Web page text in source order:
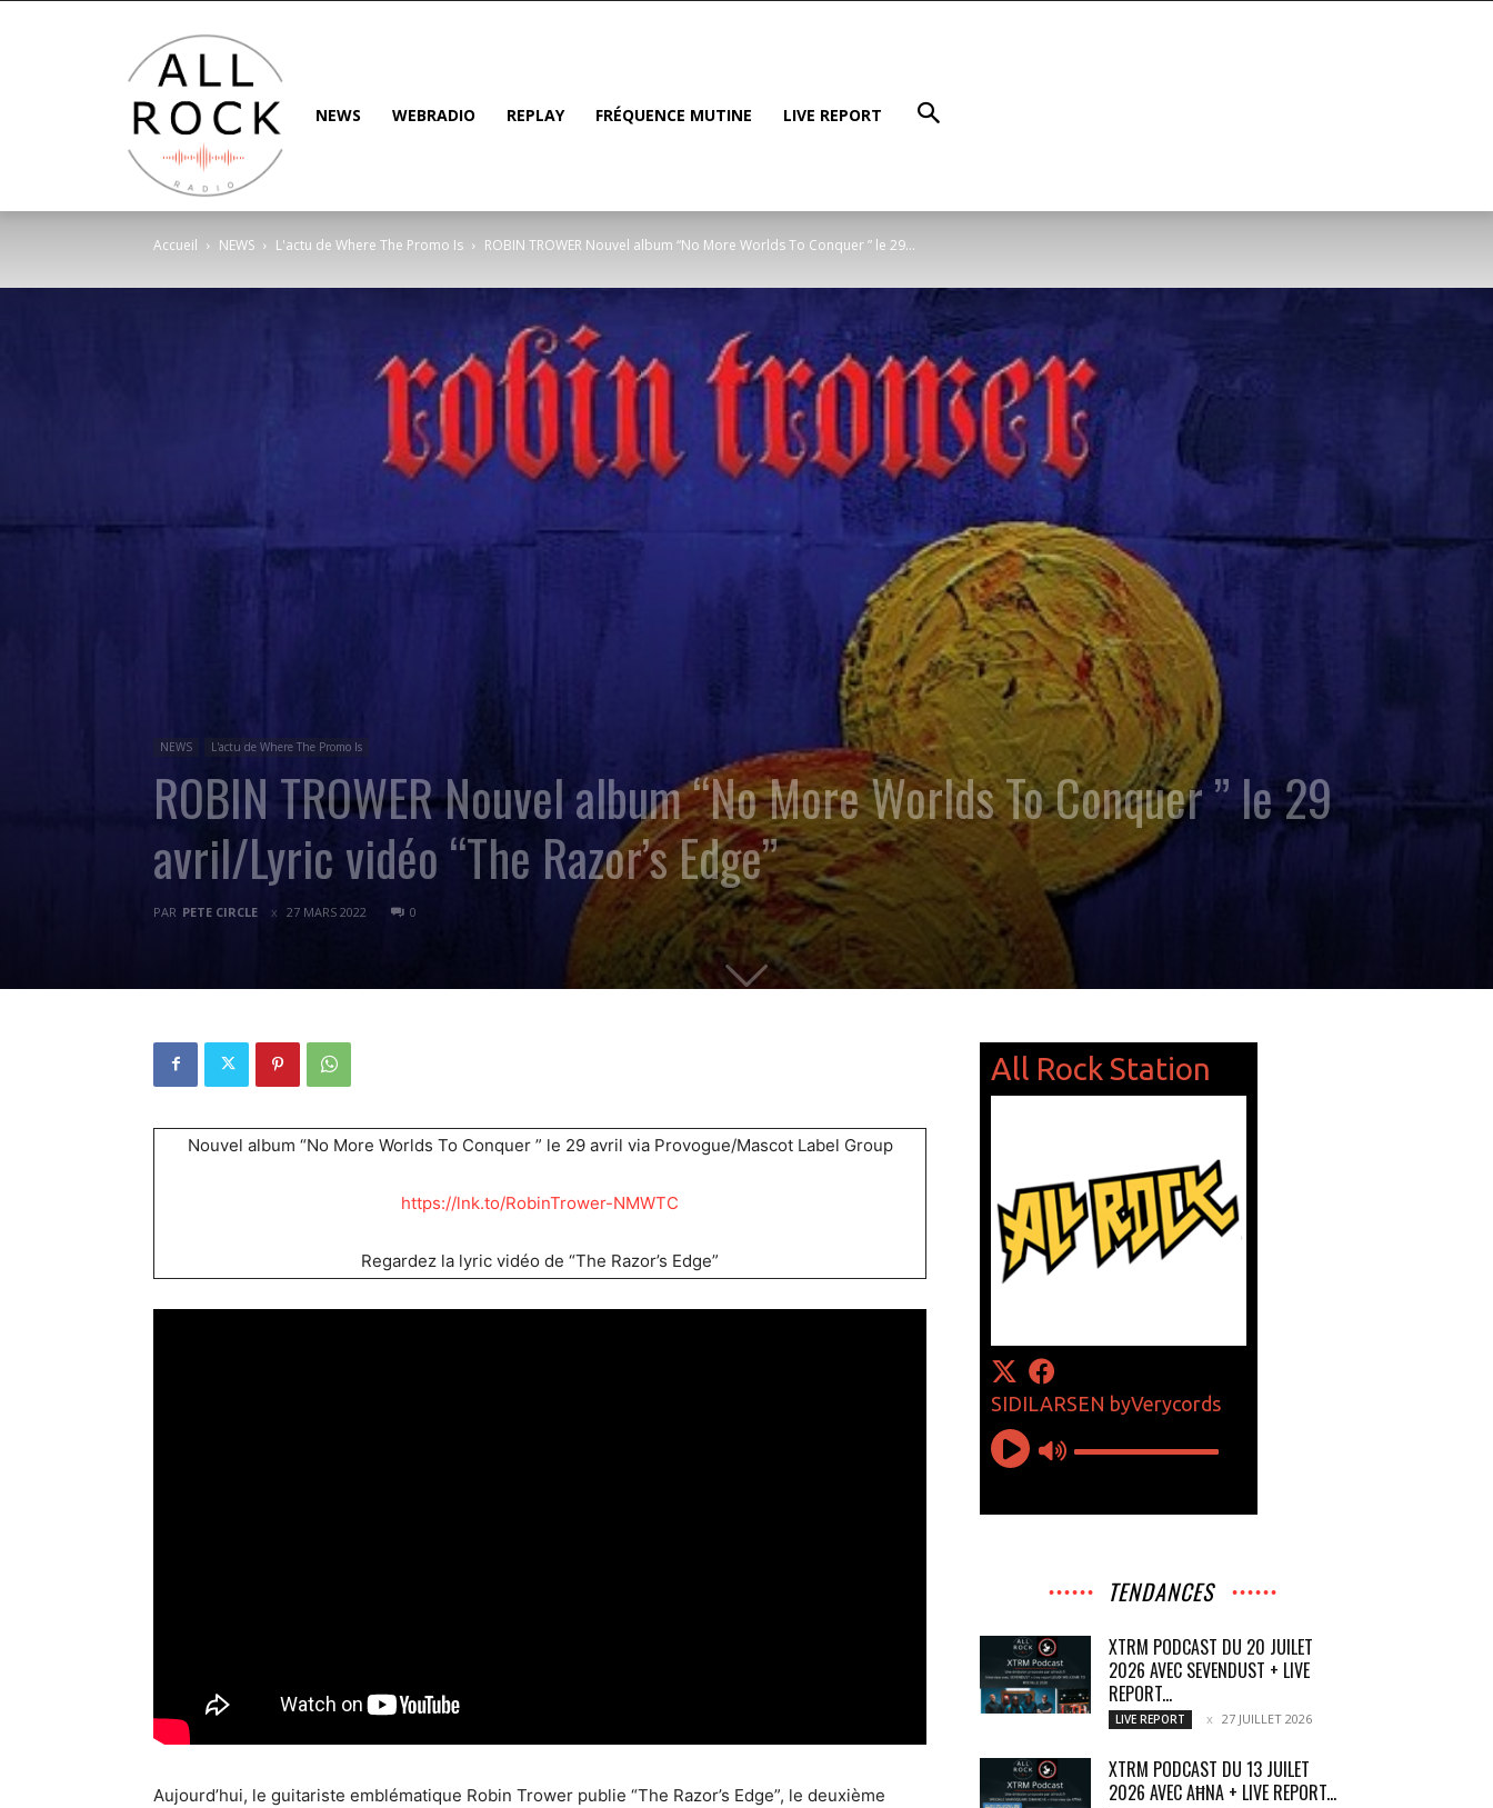
NEWS WEBRADIO REPLAY FRÉQUENCE MUTINE LIVE REPORT
Accueil NEWS L'actu de Where The Promo Is ROBIN TROWER Nouvel album “No More Worlds To Conquer ” le 29...
NEWS L'actu de Where The Promo Is
ROBIN TROWER Nouvel album “No More Worlds To Conquer ” le 29
avril/Lyric vidéo “The Razor’s Edge”
PAR PETE CIRCLE 27 MARS 2022 0
Nouvel album “No More Worlds To Conquer ” le 29 avril via Provogue/Mascot Label Group
https://lnk.to/RobinTrower-NMWTC
Regardez la lyric vidéo de “The Razor’s Edge”
Aujourd’hui, le guitariste emblématique Robin Trower publie “The Razor’s Edge”, le deuxième
TENDANCES
XTRM PODCAST DU 20 JUILET
2026 AVEC SEVENDUST + LIVE
REPORT...
LIVE REPORT 27 JUILLET 2026
XTRM PODCAST DU 13 JUILET
2026 AVEC AĦNA + LIVE REPORT...